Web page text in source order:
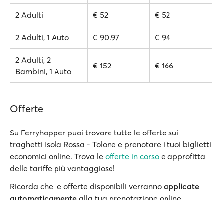
2 Adulti € 52 € 52
2 Adulti, 1 Auto € 90.97 € 94
2 Adulti, 2
Bambini, 1 Auto
€ 152 € 166
Offerte
Su Ferryhopper puoi trovare tutte le offerte sui
traghetti Isola Rossa - Tolone e prenotare i tuoi biglietti
economici online. Trova le offerte in corso e approfitta
delle tariffe più vantaggiose!
Ricorda che le offerte disponibili verranno applicate
automaticamente alla tua prenotazione online.